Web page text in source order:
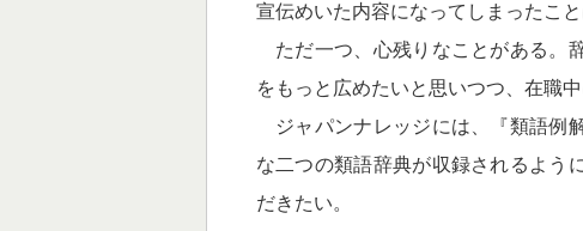
宣伝めいた内容になってしまったこ
ただ一つ、心残りなことがある。
をもっと広めたいと思いつつ、在職
ジャパンナレッジには、『類語例
な二つの類語辞典が収録されるよう
だきたい。